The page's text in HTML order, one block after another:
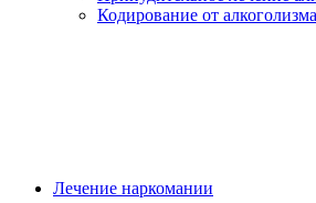
Кодирование от алкоголизма
Лечение наркомании